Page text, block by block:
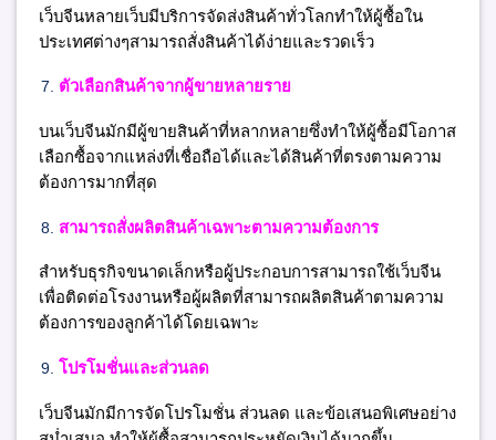
เว็บจีนหลายเว็บมีบริการจัดส่งสินค้าทั่วโลกทำให้ผู้ซื้อใน
ประเทศต่างๆสามารถสั่งสินค้าได้ง่ายและรวดเร็ว
ตัวเลือกสินค้าจากผู้ขายหลายราย
บนเว็บจีนมักมีผู้ขายสินค้าที่หลากหลายซึ่งทำให้ผู้ซื้อมีโอกาส
เลือกซื้อจากแหล่งที่เชื่อถือได้และได้สินค้าที่ตรงตามความ
ต้องการมากที่สุด
สามารถสั่งผลิตสินค้าเฉพาะตามความต้องการ
สำหรับธุรกิจขนาดเล็กหรือผู้ประกอบการสามารถใช้เว็บจีน
เพื่อติดต่อโรงงานหรือผู้ผลิตที่สามารถผลิตสินค้าตามความ
ต้องการของลูกค้าได้โดยเฉพาะ
โปรโมชั่นและส่วนลด
เว็บจีนมักมีการจัดโปรโมชั่น ส่วนลด และข้อเสนอพิเศษอย่าง